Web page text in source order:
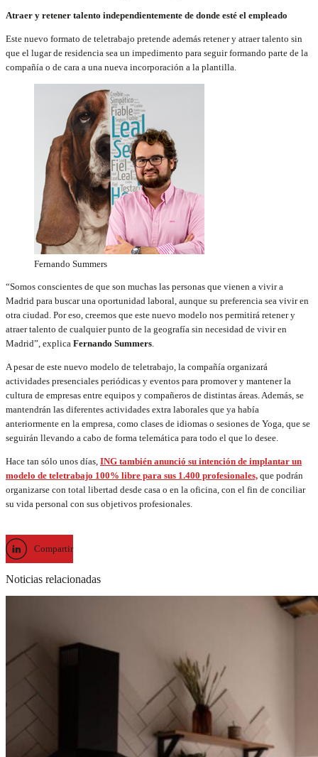
Atraer y retener talento independientemente de donde esté el empleado
Este nuevo formato de teletrabajo pretende además retener y atraer talento sin
que el lugar de residencia sea un impedimento para seguir formando parte de la
compañía o de cara a una nueva incorporación a la plantilla.
Fernando Summers
“Somos conscientes de que son muchas las personas que vienen a vivir a
Madrid para buscar una oportunidad laboral, aunque su preferencia sea vivir en
otra ciudad. Por eso, creemos que este nuevo modelo nos permitirá retener y
atraer talento de cualquier punto de la geografía sin necesidad de vivir en
Madrid”, explica Fernando Summers
A pesar de este nuevo modelo de teletrabajo, la compañía organizará
actividades presenciales periódicas y eventos para promover y mantener la
cultura de empresas entre equipos y compañeros de distintas áreas. Además, se
mantendrán las diferentes actividades extra laborales que ya había
anteriormente en la empresa, como clases de idiomas o sesiones de Yoga, que se
seguirán llevando a cabo de forma telemática para todo el que lo desee.
Hace tan sólo unos días, ING también anunció su intención de implantar un
modelo de teletrabajo 100% libre para sus 1.400 profesionales, que podrán
organizarse con total libertad desde casa o en la oficina, con el fin de conciliar
su vida personal con sus objetivos profesionales.
Compartir
Noticias relacionadas